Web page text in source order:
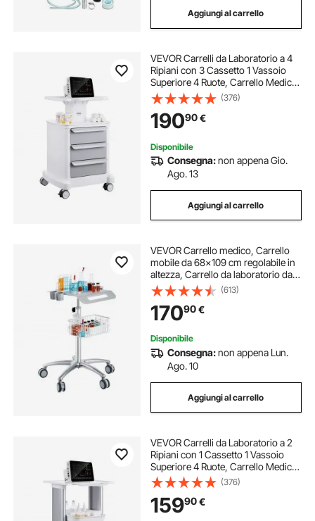
Aggiungi al carrello
VEVOR Carrelli da Laboratorio a 4
Ripiani con 3 Cassetto 1 Vassoio
Superiore 4 Ruote, Carrello Medico
Mobile Materiale ABS
Consilenziose, Carrelli per
Laboratorio, Clinica, Ospedale,
Salone, Bianco
(376)
19090€
Disponibile
Consegna:non appena Gio.
Ago. 13
Aggiungi al carrello
VEVOR Carrello medico, Carrello
mobile da 68x109 cm regolabile in
altezza, Carrello da laboratorio da
tavolo con rotelle per clinica,
bellezza e salone
(613)
17090€
Disponibile
Consegna:non appena Lun.
Ago. 10
Aggiungi al carrello
VEVOR Carrelli da Laboratorio a 2
Ripiani con 1 Cassetto 1 Vassoio
Superiore 4 Ruote, Carrello Medico
Mobile Materiale ABS
Consilenziose, Carrelli per
Laboratorio, Clinica, Ospedale,
Salone, Bianco
(376)
15990€